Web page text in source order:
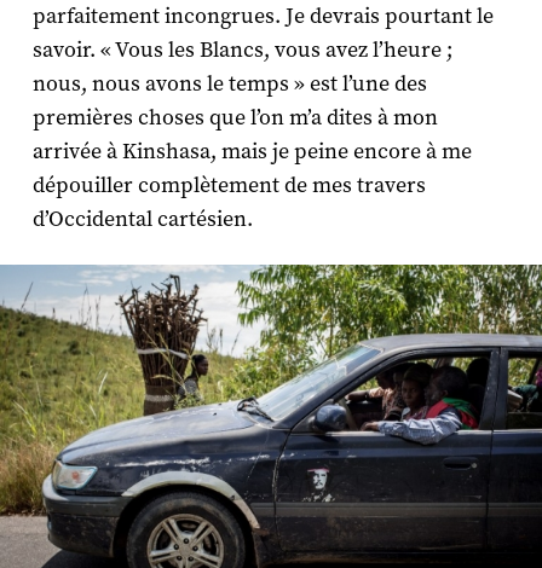
parfaitement incongrues. Je devrais pourtant le
savoir. « Vous les Blancs, vous avez l’heure ;
nous, nous avons le temps » est l’une des
premières choses que l’on m’a dites à mon
arrivée à Kinshasa, mais je peine encore à me
dépouiller complètement de mes travers
d’Occidental cartésien.